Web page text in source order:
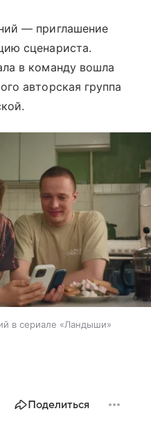
— приглашение
сценариста.
в команду вошла
авторская группа
в сериале «Ландыши»
Поделиться